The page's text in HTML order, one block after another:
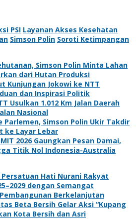
PSI Layanan Akses Kesehatan
Simson Polin Soroti Ketimpangan
Simson Polin Minta Lahan
dari Hutan Produksi
Kunjungan Jokowi ke NTT
dan Inspirasi Politik
Usulkan 1.012 Km Jalan Daerah
Nasional
Parlemen, Simson Polin Ukir Takdir
ke Layar Lebar
2026 Gaungkan Pesan Damai,
Titik Nol Indonesia-Australia
Persatuan Hati Nurani Rakyat
dengan Semangat
Berkelanjutan
Beta Bersih Gelar Aksi “Kupang
Kota Bersih dan Asri